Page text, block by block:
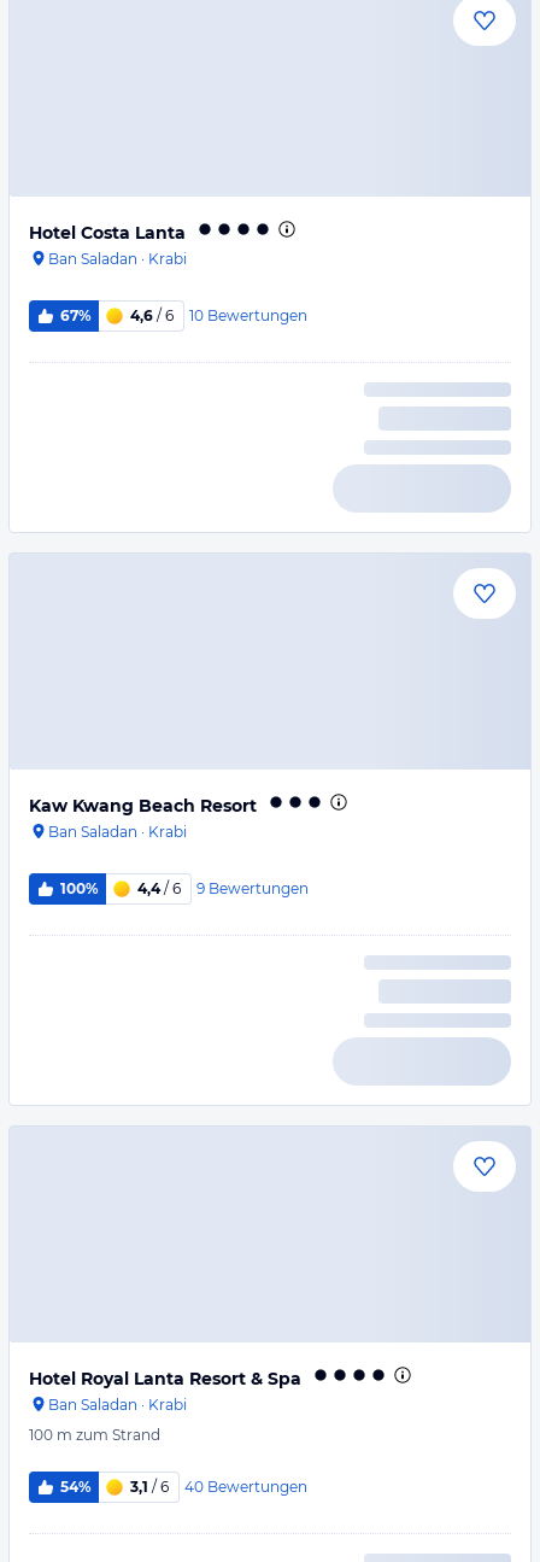
Hotel Costa Lanta
Ban Saladan · Krabi
67% 4,6 / 6 10 Bewertungen
Kaw Kwang Beach Resort
Ban Saladan · Krabi
100% 4,4/ 6 9 Bewertungen
Hotel Royal Lanta Resort & Spa
Ban Saladan · Krabi
100 m zum Strand
54% 3,1 / 6 40 Bewertungen